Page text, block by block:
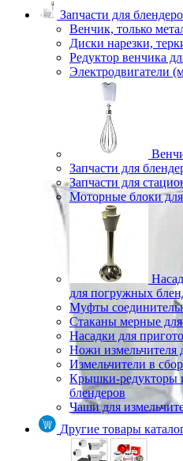
Запчасти для
Венчик, только
Диски нарезки,
Редуктор венчика
Электродвигатели
Запчасти для
Запчасти для
Моторные блоки
для погружных
Муфты
Стаканы мерные
Насадки для
Ножи измельчителя
Измельчители в
Крышки-редукторы
блендеров
Чаши для
Другие товары